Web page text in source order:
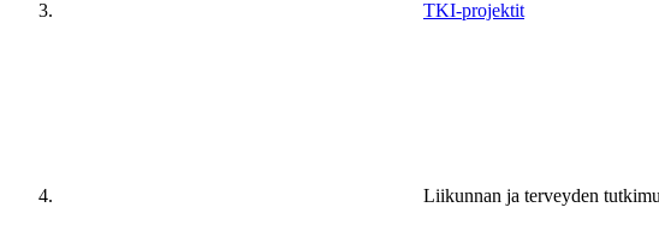
TKI-projektit
Liikunnan ja terveyden